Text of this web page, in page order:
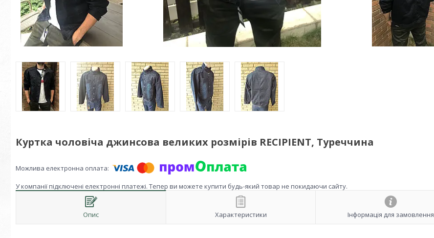
Куртка чоловіча джинсова великих розмірів RECIPIENT, Туреччина
У компанії підключені електронні платежі. Тепер ви можете купити будь-який товар не покидаючи сайту.
Опис Характеристики Інформація для замовлення